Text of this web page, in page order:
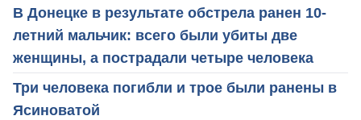
В Донецке в результате обстрела ранен 10-
летний мальчик: всего были убиты две
женщины, а пострадали четыре человека
Три человека погибли и трое были ранены в
Ясиноватой